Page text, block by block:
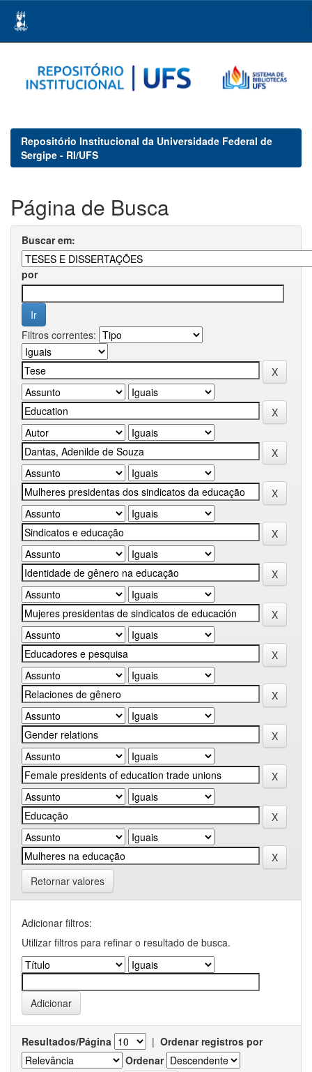
navigation
Repositório Institucional da Universidade Federal de
Sergipe - RI/UFS
Página de Busca
Buscar em:
por
Filtros correntes:
Retornar valores
Adicionar filtros:
Utilizar filtros para refinar o resultado de busca.
Resultados/Página | Ordenar registros por
Ordenar